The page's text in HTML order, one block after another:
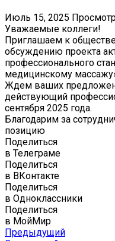
Июль 15, 2025
Уважаемые коллеги!
Приглашаем к
обсуждению проекта
профессионального
медицинскому
Ждем ваших
действующий
сентября 2025 года.
Благодарим за
позицию
Поделиться
в Телеграме
Поделиться
в ВКонтакте
Поделиться
в Одноклассники
Поделиться
в МойМир
Предыдущий